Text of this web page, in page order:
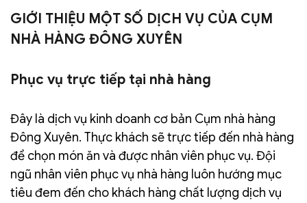
GIỚI THIỆU MỘT SỐ DỊCH VỤ CỦA CỤM
NHÀ HÀNG ĐÔNG XUYÊN
Phục vụ trực tiếp tại nhà hàng
Đây là dịch vụ kinh doanh cơ bản Cụm nhà hàng
Đông Xuyên. Thực khách sẽ trực tiếp đến nhà hàng
để chọn món ăn và được nhân viên phục vụ. Đội
ngũ nhân viên phục vụ nhà hàng luôn hướng mục
tiêu đem đến cho khách hàng chất lượng dịch vụ